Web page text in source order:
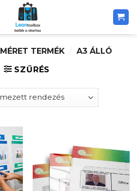
MÉRET TERMÉK / A3 ÁLLÓ
SZŰRÉS